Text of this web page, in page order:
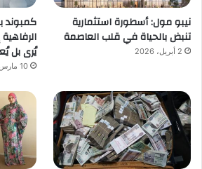
نيبو مول: أسطورة استثمارية
تنبض بالحياة في قلب العاصمة
2 أبريل، 2026
كمبوند
يُرى بل
10 مارس، 2026